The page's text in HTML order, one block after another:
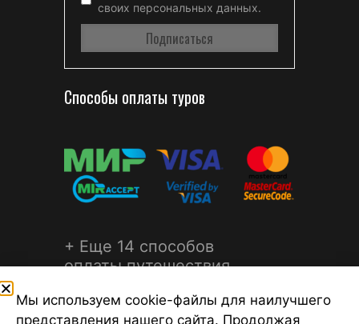
своих персональных данных.
Способы оплаты туров
+ Еще 14 способов
оплаты путешествия
Мы используем cookie-файлы для наилучшего
представления нашего сайта. Продолжая